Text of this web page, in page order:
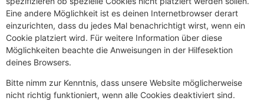
Eine andere Möglichkeit ist es deinen Internetbrowser derart
einzurichten, dass du jedes Mal benachrichtigt wirst, wenn ein
Cookie platziert wird. Für weitere Information über diese
Möglichkeiten beachte die Anweisungen in der Hilfesektion
deines Browsers.
Bitte nimm zur Kenntnis, dass unsere Website möglicherweise
nicht richtig funktioniert, wenn alle Cookies deaktiviert sind.